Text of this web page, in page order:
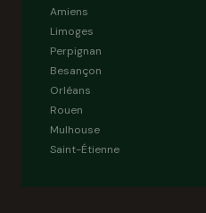
Amiens
Limoges
Perpignan
Besançon
Orléans
Rouen
Mulhouse
Saint-Étienne